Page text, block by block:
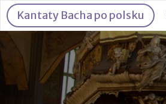
Kantaty Bacha po polsku